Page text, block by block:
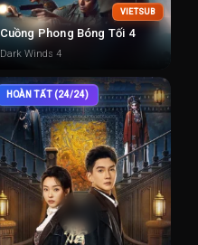
VIETSUB
Cuồng Phong Bóng Tối 4
Dark Winds 4
HOÀN TẤT (24/24)